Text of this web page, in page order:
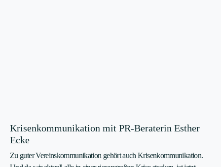
Krisenkommunikation mit PR-Beraterin Esther
Ecke
Zu guter Vereinskommunikation gehört auch Krisenkommunikation.